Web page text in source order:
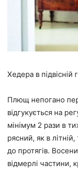
Хедера в підвісній
Плющ непогано
відгукується на
мінімум 2 рази в
рясний, як в
до протягів.
відмерлі частини,